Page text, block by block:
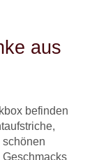
aus
befinden